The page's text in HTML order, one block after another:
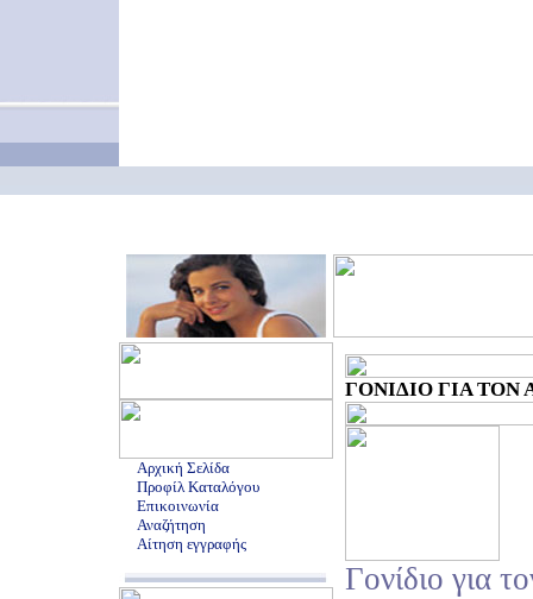
Αρχική Σελίδα
Προφίλ Καταλόγου
Επικοινωνία
Αναζήτηση
Αίτηση εγγραφής
ΓΟΝΙΔΙΟ ΓΙΑ ΤΟΝ
Γονίδιο για